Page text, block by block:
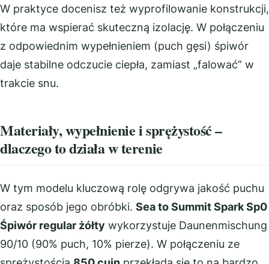
W praktyce docenisz też wyprofilowanie konstrukcji,
które ma wspierać skuteczną izolację. W połączeniu
z odpowiednim wypełnieniem (puch gęsi) śpiwór
daje stabilne odczucie ciepła, zamiast „falować” w
trakcie snu.
Materiały, wypełnienie i sprężystość –
dlaczego to działa w terenie
W tym modelu kluczową rolę odgrywa jakość puchu
oraz sposób jego obróbki. Sea to Summit Spark Sp0
Śpiwór regular żółty wykorzystuje Daunenmischung
90/10 (90% puch, 10% pierze). W połączeniu ze